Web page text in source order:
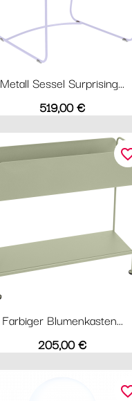
Metall Sessel Surprising...
Preis
519,00 €
Farbiger Blumenkasten...
Preis
205,00 €